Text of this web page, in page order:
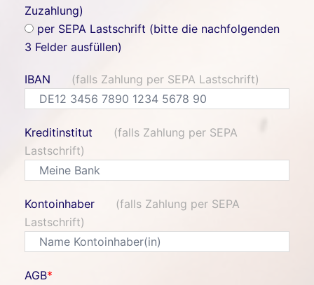
Zuzahlung)
per SEPA Lastschrift (bitte die nachfolgenden
3 Felder ausfüllen)
IBAN (falls Zahlung per SEPA Lastschrift)
Kreditinstitut (falls Zahlung per SEPA
Lastschrift)
Kontoinhaber (falls Zahlung per SEPA
Lastschrift)
AGB*